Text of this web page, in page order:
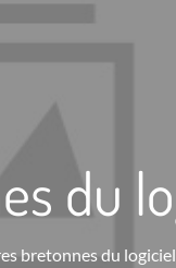
du
bretonnes du